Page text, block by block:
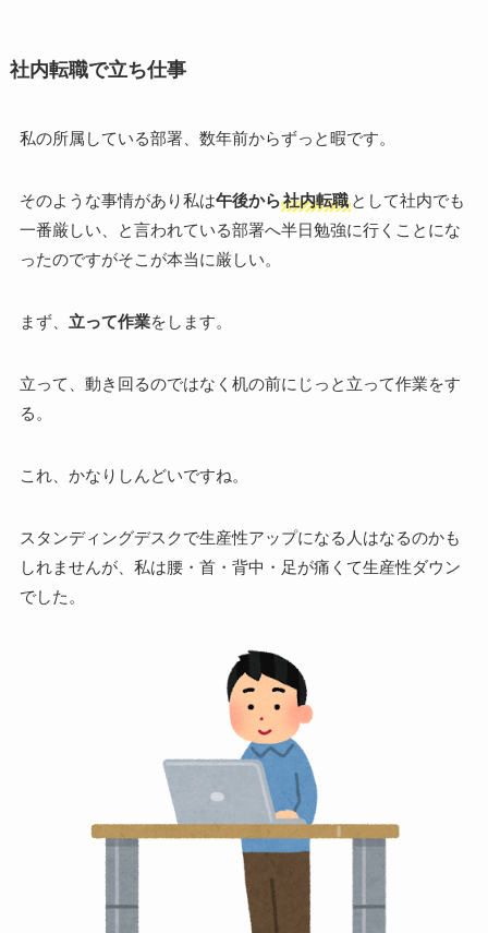
社内転職で立ち仕事
私の所属している部署、数年前からずっと暇です。
そのような事情があり私は午後から社内転職として社内でも
一番厳しい、と言われている部署へ半日勉強に行くことにな
ったのですがそこが本当に厳しい。
まず、 立って作業をします。
立って、動き回るのではなく机の前にじっと立って作業をす
る。
これ、かなりしんどいですね。
スタンディングデスクで生産性アップになる人はなるのかも
しれませんが、私は腰・首・背中・足が痛くて生産性ダウン
でした。